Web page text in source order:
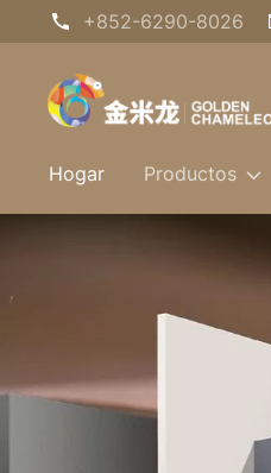
+852-6290-8026
Hogar Productos